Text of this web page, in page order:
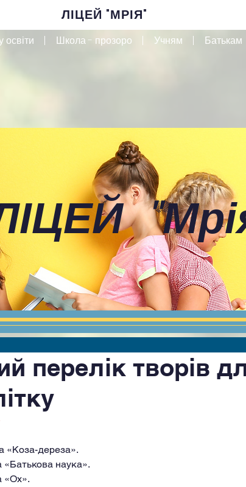
ЛІЦЕЙ "МРІЯ"
освіти Школа - прозоро Учням Батькам
"
перелік творів
«Коза-дереза».
«Батькова наука».
«Ох».